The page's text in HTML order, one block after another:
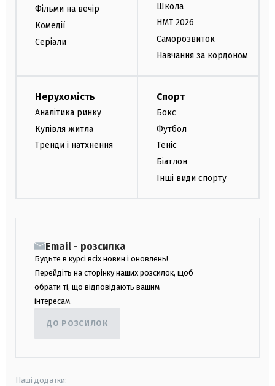
Фільми на вечір
Комедії
Серіали
Школа
НМТ 2026
Саморозвиток
Навчання за кордоном
Нерухомість
Аналітика ринку
Купівля житла
Тренди і натхнення
Спорт
Бокс
Футбол
Теніс
Біатлон
Інші види спорту
Email - розсилка
Будьте в курсі всіх новин і оновлень!
Перейдіть на сторінку наших розсилок, щоб
обрати ті, що відповідають вашим
інтересам.
ДО РОЗСИЛОК
Наші додатки: